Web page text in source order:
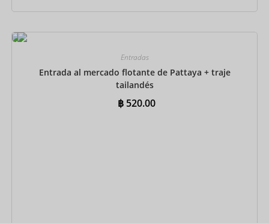
Reservar ahora
Entradas
Entrada al mercado flotante de Pattaya + traje
tailandés
฿520.00